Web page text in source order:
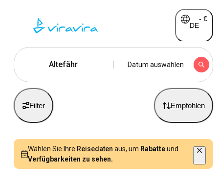
DE
- €
Altefähr Datum auswählen
Filter Empfohlen
Wählen Sie Ihre Reisedaten aus, um Rabatteund
Verfügbarkeiten zu sehen.